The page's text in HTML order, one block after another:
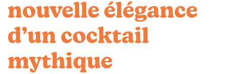
nouvelle élégance
d’un cocktail
mythique